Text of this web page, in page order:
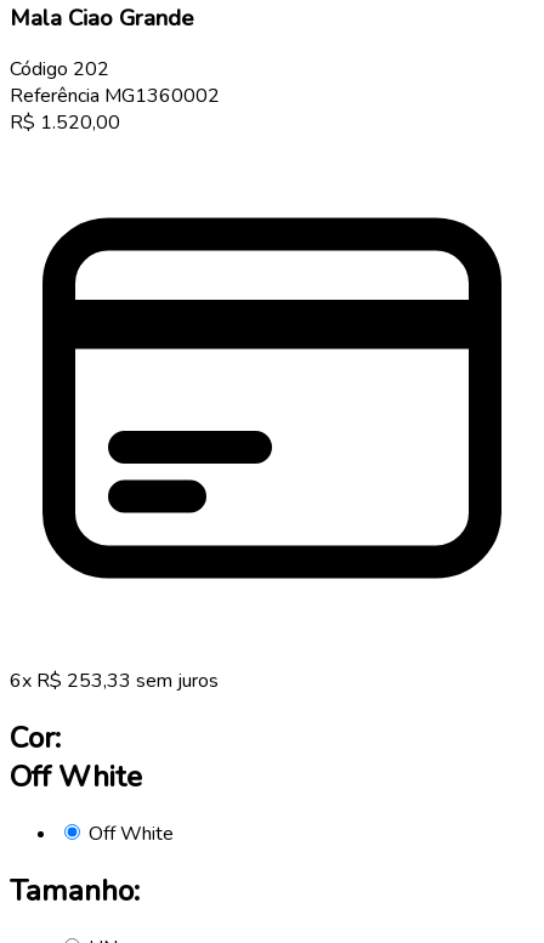
Mala Ciao Grande
Código 202
Referência MG1360002
R$ 1.520,00
6x R$ 253,33 sem juros
Cor:
Off White
Off White
Tamanho: